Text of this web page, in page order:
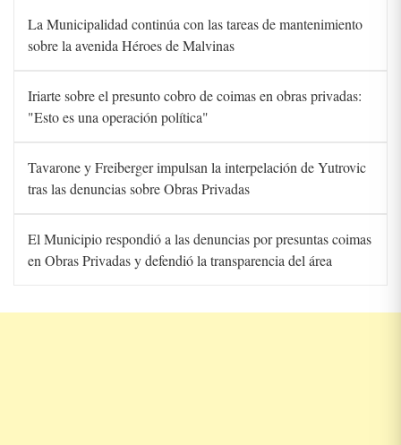
La Municipalidad continúa con las tareas de mantenimiento
sobre la avenida Héroes de Malvinas
Iriarte sobre el presunto cobro de coimas en obras privadas:
"Esto es una operación política"
Tavarone y Freiberger impulsan la interpelación de Yutrovic
tras las denuncias sobre Obras Privadas
El Municipio respondió a las denuncias por presuntas coimas
en Obras Privadas y defendió la transparencia del área